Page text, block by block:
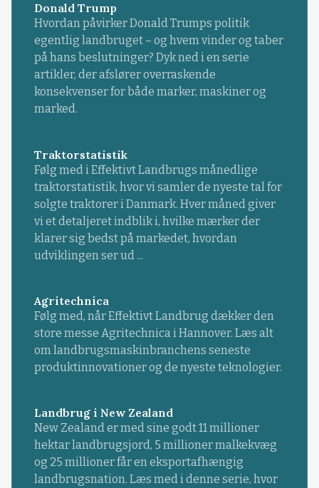
Donald Trump
Hvordan påvirker Donald Trumps politik
egentlig landbruget – og hvem vinder og taber
på hans beslutninger? Dyk ned i en serie
artikler, der afslører overraskende
konsekvenser for både marker, maskiner og
marked.
Traktorstatistik
Følg med i Effektivt Landbrugs månedlige
traktorstatistik, hvor vi samler de nyeste tal for
solgte traktorer i Danmark. Hver måned giver
vi et detaljeret indblik i, hvilke mærker der
klarer sig bedst på markedet, hvordan
udviklingen ser ud ...
Agritechnica
Følg med, når Effektivt Landbrug dækker den
store messe Agritechnica i Hannover. Læs alt
om landbrugsmaskinbranchens seneste
produktinnovationer og de nyeste teknologier.
Landbrug i New Zealand
New Zealand er med sine godt 11 millioner
hektar landbrugsjord, 5 millioner malkekvæg
og 25 millioner får en eksportafhængig
landbrugsnation. Læs med i denne serie, hvor